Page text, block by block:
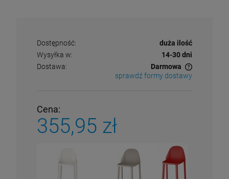
Dostępność:
duża ilość
Wysyłka w:
14-30 dni
Dostawa:
Darmowa
Cena nie zawiera ewentualnych kosztów płatności
sprawdź formy dostawy
Cena:
355,95 zł